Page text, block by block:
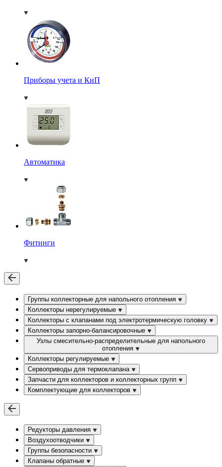
Приборы учета и КиП
Автоматика
Фитинги
Группы коллекторные для напольного отопления
Коллекторы нерегулируемые
Коллекторы с клапанами под электротермическую головку
Коллекторы запорно-балансировочные
Узлы смесительно-распределительные для напольного
отопления
Коллекторы регулируемые
Сервоприводы для термоклапана
Запчасти для коллекторов и коллекторных групп
Комплектующие для коллекторов
Редукторы давления
Воздухоотводчики
Группы безопасности
Клапаны обратные